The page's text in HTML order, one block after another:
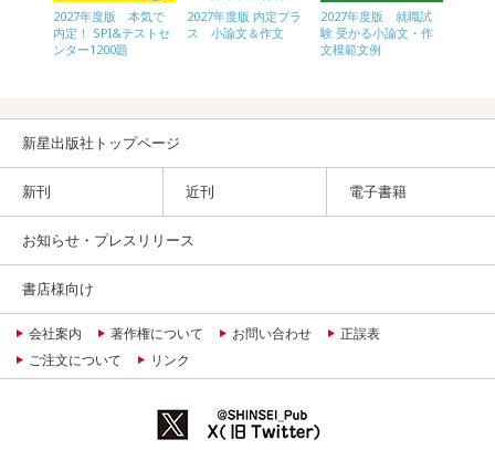
2027年度版 本気で
内定！ SPI&テストセ
ンター1200題
2027年度版 内定プラ
ス 小論文＆作文
2027年度版 就職試
験 受かる小論文・作
文模範文例
新星出版社トップページ
新刊 近刊 電子書籍
お知らせ・プレスリリース
書店様向け
会社案内 著作権について お問い合わせ
正誤表
ご注文について
リンク